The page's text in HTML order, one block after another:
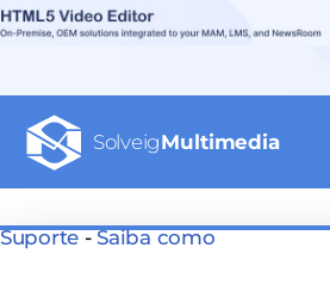
SolveigMultimedia
Suporte-Saiba como